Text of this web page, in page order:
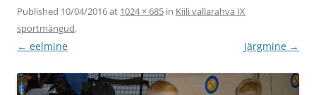
Published 10/04/2016at 1024 × 685 in Kiili vallarahva IX
sportmängud.
← eelmine Järgmine →